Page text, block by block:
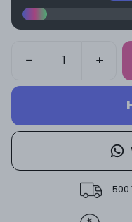
500